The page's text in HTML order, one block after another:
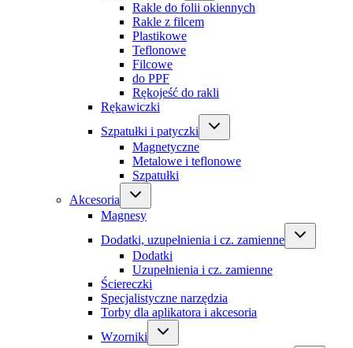
Rakle do folii okiennych
Rakle z filcem
Plastikowe
Teflonowe
Filcowe
do PPF
Rękojeść do rakli
Rękawiczki
Szpatułki i patyczki
Magnetyczne
Metalowe i teflonowe
Szpatułki
Akcesoria
Magnesy
Dodatki, uzupełnienia i cz. zamienne
Dodatki
Uzupełnienia i cz. zamienne
Ściereczki
Specjalistyczne narzędzia
Torby dla aplikatora i akcesoria
Wzorniki